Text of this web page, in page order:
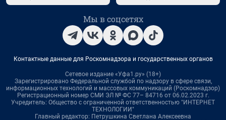
Мы в соцсетях
Контактные данные для Роскомнадзора и государственных органов
Сетевое издание «Уфа1.ру» (18+)
Зарегистрировано Федеральной службой по надзору в сфере связи,
информационных технологий и массовых коммуникаций (Роскомнадзор)
Регистрационный номер СМИ ЭЛ № ФС 77– 84716 от 06.02.2023 г.
Учредитель: Общество с ограниченной ответственностью "ИНТЕРНЕТ
ТЕХНОЛОГИИ"
Главный редактор: Петрушкина Светлана Алексеевна